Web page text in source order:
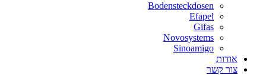
Bodensteckdosen
Efapel
Gifas
Novosystems
Sinoamigo
אודות
צור קשר